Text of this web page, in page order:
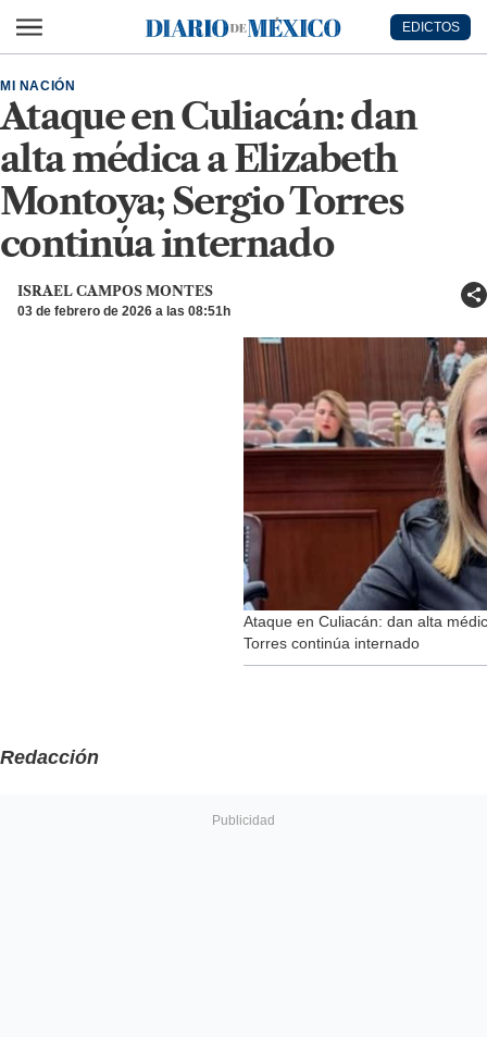
Diario de México
EDICTOS
Ataque en Culiacán: dan
alta médica a Elizabeth
Montoya; Sergio Torres
continúa internado
MI NACIÓN
ISRAEL CAMPOS MONTES
03 de febrero de 2026 a las 08:51h
Ataque en Culiacán: dan alta
Torres continúa internado
Redacción